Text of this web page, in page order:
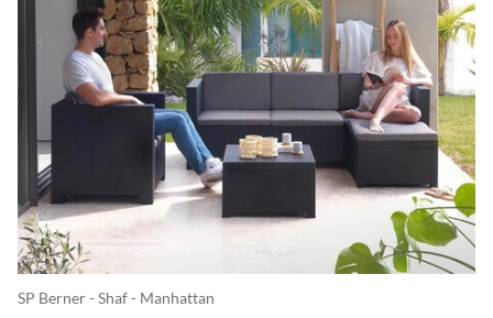
SP Berner - Shaf - Manhattan